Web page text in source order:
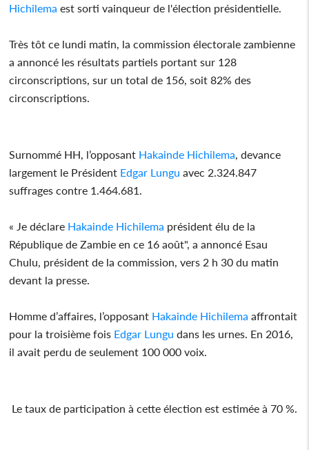
Hichilema est sorti vainqueur de l'élection présidentielle.
Très tôt ce lundi matin, la commission électorale zambienne
a annoncé les résultats partiels portant sur 128
circonscriptions, sur un total de 156, soit 82% des
circonscriptions.
Surnommé HH, l’opposant Hakainde Hichilema, devance
largement le Président Edgar Lungu avec 2.324.847
suffrages contre 1.464.681.
« Je déclare Hakainde Hichilema président élu de la
République de Zambie en ce 16 août", a annoncé Esau
Chulu, président de la commission, vers 2 h 30 du matin
devant la presse.
Homme d’affaires, l’opposant Hakainde Hichilema affrontait
pour la troisième fois Edgar Lungu dans les urnes. En 2016,
il avait perdu de seulement 100 000 voix.
Le taux de participation à cette élection est estimée à 70 %.